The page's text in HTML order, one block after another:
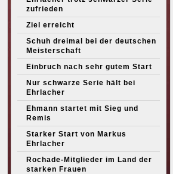
zufrieden
Ziel erreicht
Schuh dreimal bei der deutschen
Meisterschaft
Einbruch nach sehr gutem Start
Nur schwarze Serie hält bei
Ehrlacher
Ehmann startet mit Sieg und
Remis
Starker Start von Markus
Ehrlacher
Rochade-Mitglieder im Land der
starken Frauen